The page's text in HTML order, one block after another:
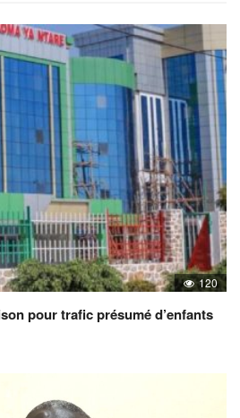
120
pour trafic présumé d’enfants